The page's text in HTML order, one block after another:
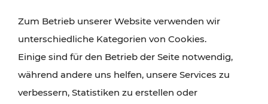
Wanderungen, Kultur und Gastronomie,
Radtouren oder purer Naturgenuss – viele
Attraktionen sind mit den Ticket- und Fahrplan-
Angeboten des VOR gut und schnell erreichbar.
Zum Betrieb unserer Website verwenden wir
unterschiedliche Kategorien von Cookies.
Einige sind für den Betrieb der Seite notwendig,
während andere uns helfen, unsere Services zu
verbessern, Statistiken zu erstellen oder